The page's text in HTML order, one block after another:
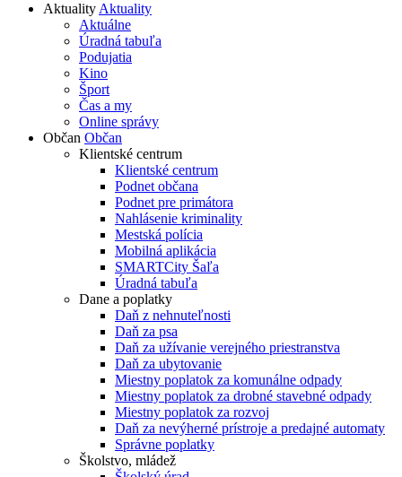
Aktuality Aktuality
Aktuálne
Úradná tabuľa
Podujatia
Kino
Šport
Čas a my
Online správy
Občan Občan
Klientské centrum
Klientské centrum
Podnet občana
Podnet pre primátora
Nahlásenie kriminality
Mestská polícia
Mobilná aplikácia
SMARTCity Šaľa
Úradná tabuľa
Dane a poplatky
Daň z nehnuteľnosti
Daň za psa
Daň za užívanie verejného priestranstva
Daň za ubytovanie
Miestny poplatok za komunálne odpady
Miestny poplatok za drobné stavebné odpady
Miestny poplatok za rozvoj
Daň za nevýherné prístroje a predajné automaty
Správne poplatky
Školstvo, mládež